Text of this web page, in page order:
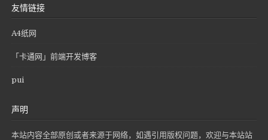
友情链接
A4纸网
「卡通网」前端开发博客
pui
声明
本站内容全部原创或者来源于网络，如遇引用版权问题，欢迎与本站站